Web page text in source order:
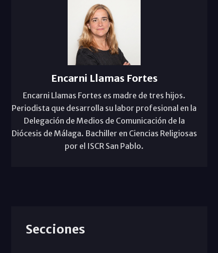
Encarni Llamas Fortes
Encarni Llamas Fortes es madre de tres hijos.
Periodista que desarrolla su labor profesional en la
Delegación de Medios de Comunicación de la
Diócesis de Málaga. Bachiller en Ciencias Religiosas
por el ISCR San Pablo.
Secciones